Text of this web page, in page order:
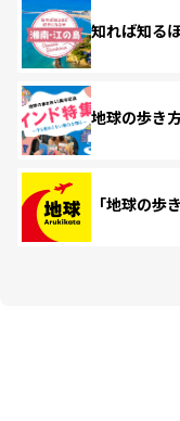
知れば知る
地球の歩き
「地球の歩